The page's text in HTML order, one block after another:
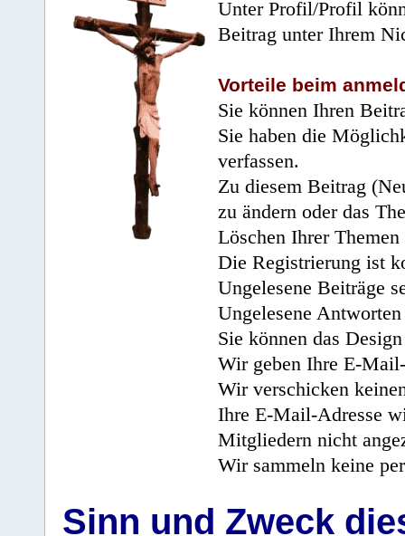
Unter Profil/Profil
Beitrag unter Ihrem
Vorteile beim
Sie können Ihren
Sie haben die
verfassen.
Zu diesem Beitrag
zu ändern oder das
Löschen Ihrer
Die Registrierung ist
Ungelesene Beiträge
Ungelesene
Sie können das
Wir geben Ihre E-
Wir verschicken
Ihre E-Mail-Adresse
Mitgliedern nicht
Wir sammeln keine
Sinn und Zweck